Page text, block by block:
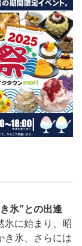
氷”との出逢
氷に始まり、昭
き氷、さらには